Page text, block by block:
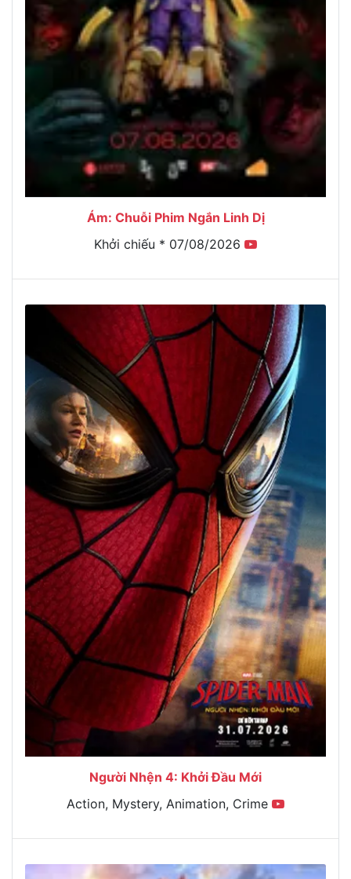
Ám: Chuỗi Phim Ngắn Linh Dị
Khởi chiếu * 07/08/2026
Người Nhện 4: Khởi Đầu Mới
Action, Mystery, Animation, Crime